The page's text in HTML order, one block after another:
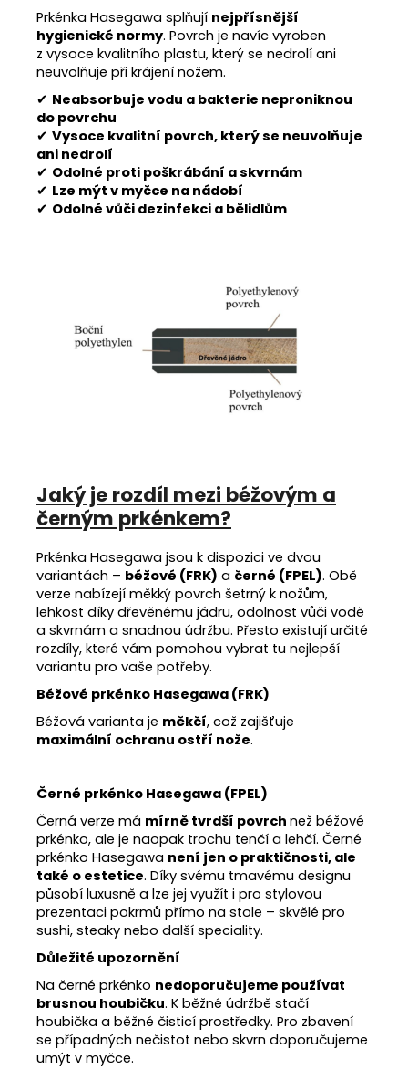
Prkénka Hasegawa splňují nejpřísnější
hygienické normy. Povrch je navíc vyroben
z vysoce kvalitního plastu, který se nedrolí ani
neuvolňuje při krájení nožem.
✔ Neabsorbuje vodu a bakterie neproniknou
do povrchu
✔ Vysoce kvalitní povrch, který se neuvolňuje
ani nedrolí
✔ Odolné proti poškrábání a skvrnám
✔ Lze mýt v myčce na nádobí
✔ Odolné vůči dezinfekci a bělidlům
Jaký je rozdíl mezi béžovým a
černým prkénkem?
Prkénka Hasegawa jsou k dispozici ve dvou
variantách – béžové (FRK) a černé (FPEL). Obě
verze nabízejí měkký povrch šetrný k nožům,
lehkost díky dřevěnému jádru, odolnost vůči vodě
a skvrnám a snadnou údržbu. Přesto existují určité
rozdíly, které vám pomohou vybrat tu nejlepší
variantu pro vaše potřeby.
Béžové prkénko Hasegawa (FRK)
Béžová varianta je měkčí, což zajišťuje
maximální ochranu ostří nože.
Černé prkénko Hasegawa (FPEL)
Černá verze má mírně tvrdší povrch než béžové
prkénko, ale je naopak trochu tenčí a lehčí. Černé
prkénko Hasegawa není jen o praktičnosti, ale
také o estetice. Díky svému tmavému designu
působí luxusně a lze jej využít i pro stylovou
prezentaci pokrmů přímo na stole – skvělé pro
sushi, steaky nebo další speciality.
Důležité upozornění
Na černé prkénko nedoporučujeme používat
brusnou houbičku. K běžné údržbě stačí
houbička a běžné čisticí prostředky. Pro zbavení
se případných nečistot nebo skvrn doporučujeme
umýt v myčce.